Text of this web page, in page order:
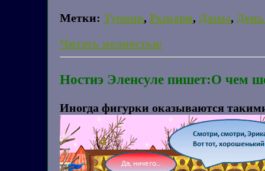
Метки: Турнир, Рыцари, Дамы,
Читать полностью
Ностиэ Эленсуле пишет:О чем
Иногда фигурки оказываются